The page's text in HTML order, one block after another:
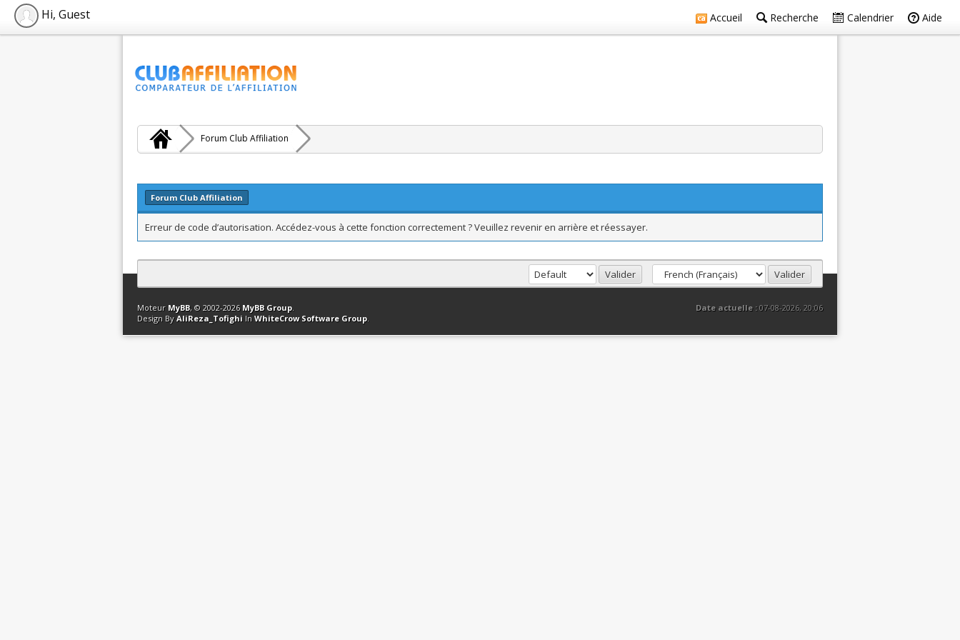
Accueil Recherche Calendrier Aide
Hi, Guest
Forum Club Affiliation
Forum Club Affiliation
Erreur de code d’autorisation. Accédez-vous à cette fonction correctement ? Veuillez revenir en arrière et réessayer.
Contact Club Affiliation Retourner en haut Version bas-débit (Archivé) Syndication RSS
Date actuelle :07-08-2026, 20:06
Moteur MyBB, © 2002-2026 MyBB Group.
Design By AliReza_Tofighi In WhiteCrow Software Group.